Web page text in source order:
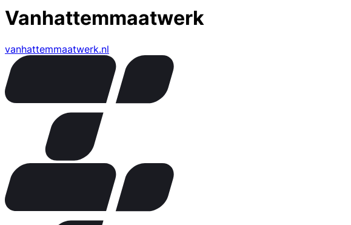
Vanhattemmaatwerk
vanhattemmaatwerk.nl